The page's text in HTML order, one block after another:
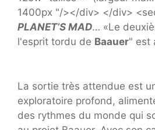
PLANET’S MAD… «Le
l'esprit tordu de Baauer" est
La sortie très attendue est
exploratoire profond,
des rythmes du monde qui